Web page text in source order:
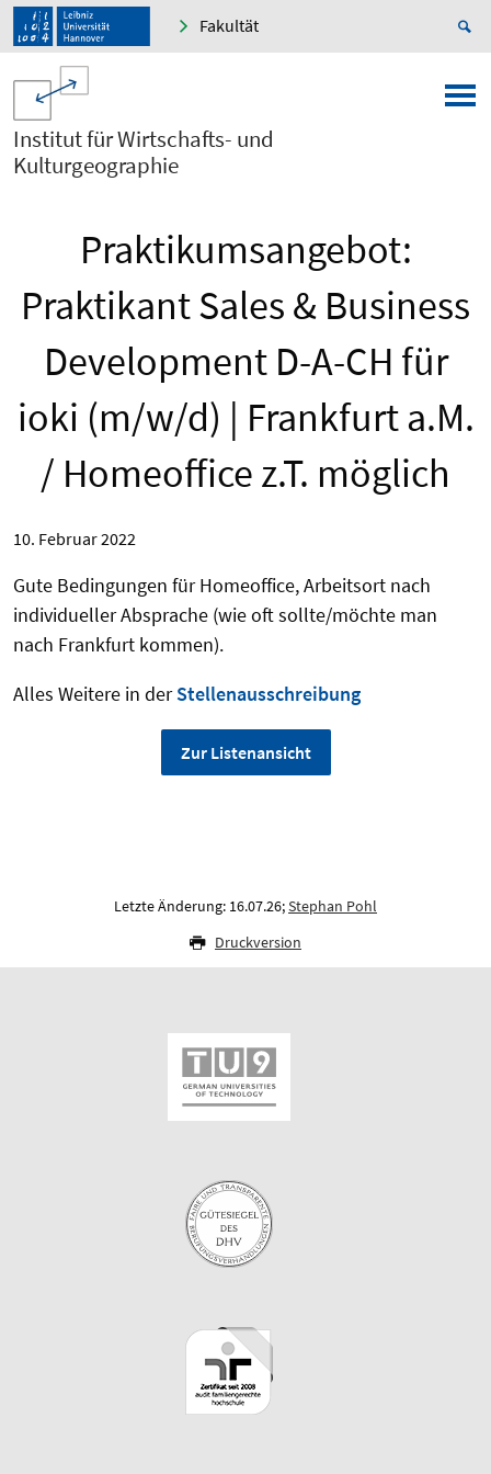
Fakultät
Institut für Wirtschafts- und
Kulturgeographie
Praktikumsangebot:
Praktikant Sales & Business
Development D-A-CH für
ioki (m/w/d) | Frankfurt a.M.
/ Homeoffice z.T. möglich
10. Februar 2022
Gute Bedingungen für Homeoffice, Arbeitsort nach
individueller Absprache (wie oft sollte/möchte man
nach Frankfurt kommen).
Alles Weitere in derStellenausschreibung
Zur Listenansicht
Letzte Änderung: 16.07.26;Stephan Pohl
Druckversion